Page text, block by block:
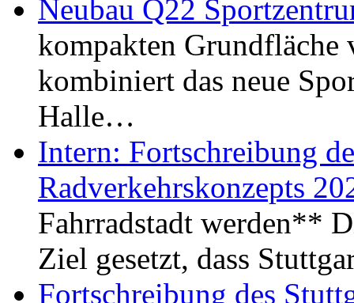
Neubau Q22
kompakten Grundfläche
kombiniert das neue
Halle…
Intern: Fortschreibung
Radverkehrskonzepts
Fahrradstadt werden**
Ziel gesetzt, dass
Fortschreibung des